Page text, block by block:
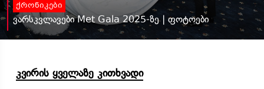
ქრონიკები
ვარსკვლავები Met Gala 2025-ზე | ფოტოები
კვირის ყველაზე კითხვადი